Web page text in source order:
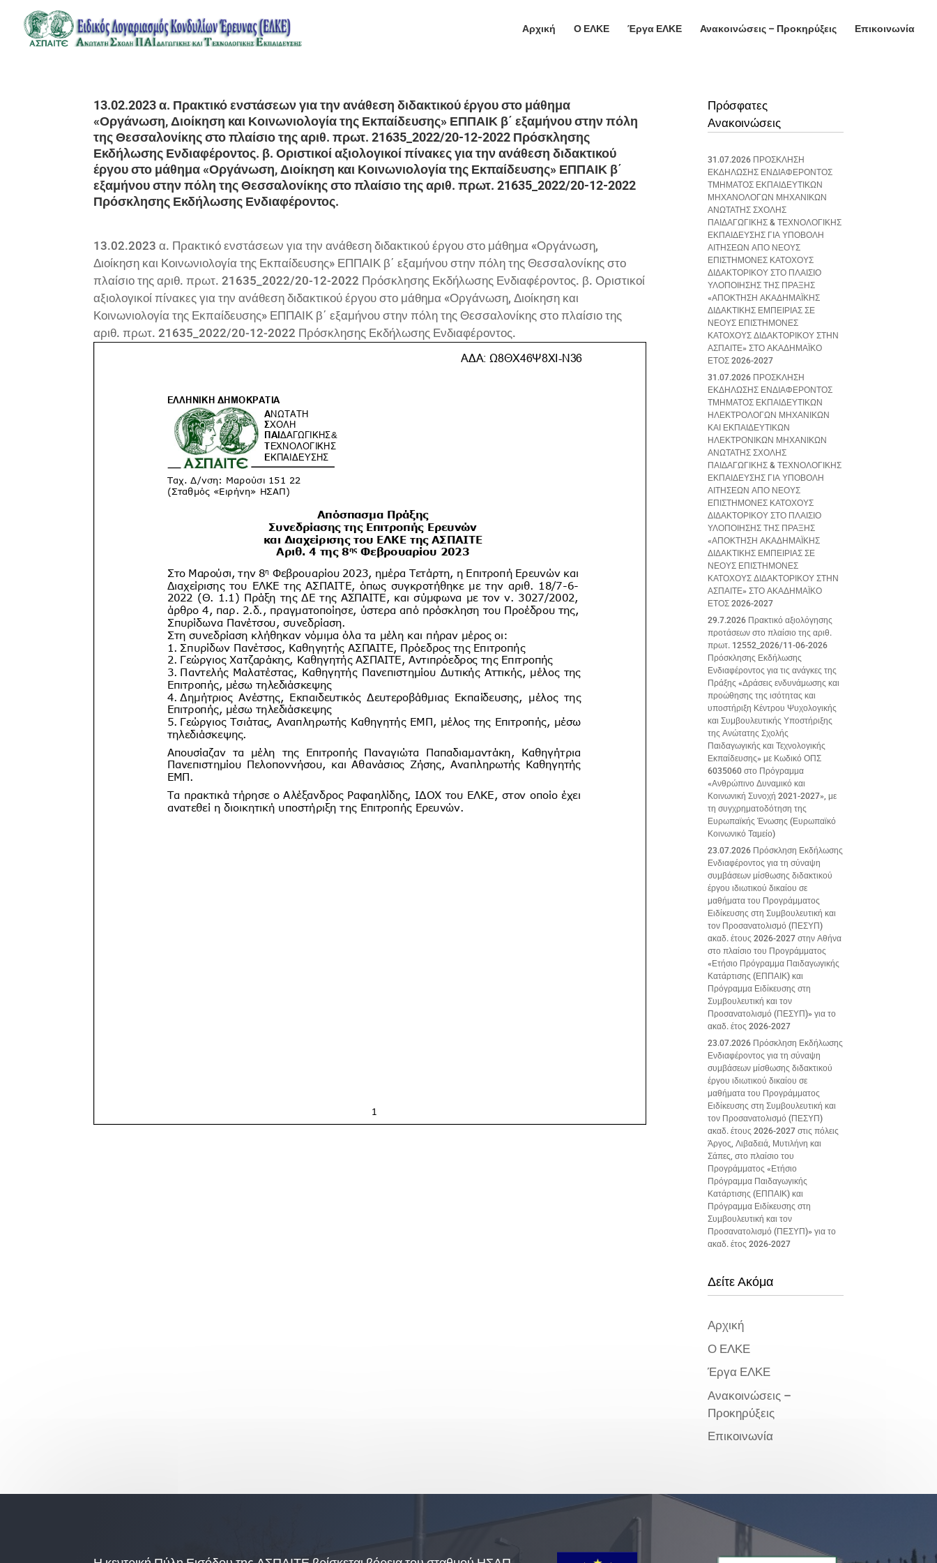
Αρχική Ο ΕΛΚΕ Έργα ΕΛΚΕ Ανακοινώσεις – Προκηρύξεις Επικοινωνία
13.02.2023 α. Πρακτικό ενστάσεων για την ανάθεση διδακτικού έργου στο μάθημα
«Οργάνωση, Διοίκηση και Κοινωνιολογία της Εκπαίδευσης» ΕΠΠΑΙΚ β΄ εξαμήνου στην πόλη
της Θεσσαλονίκης στο πλαίσιο της αριθ. πρωτ. 21635_2022/20-12-2022 Πρόσκλησης
Εκδήλωσης Ενδιαφέροντος. β. Οριστικοί αξιολογικοί πίνακες για την ανάθεση διδακτικού
έργου στο μάθημα «Οργάνωση, Διοίκηση και Κοινωνιολογία της Εκπαίδευσης» ΕΠΠΑΙΚ β΄
εξαμήνου στην πόλη της Θεσσαλονίκης στο πλαίσιο της αριθ. πρωτ. 21635_2022/20-12-2022
Πρόσκλησης Εκδήλωσης Ενδιαφέροντος.
13.02.2023 α. Πρακτικό ενστάσεων για την ανάθεση διδακτικού έργου στο μάθημα «Οργάνωση,
Διοίκηση και Κοινωνιολογία της Εκπαίδευσης» ΕΠΠΑΙΚ β΄ εξαμήνου στην πόλη της Θεσσαλονίκης στο
πλαίσιο της αριθ. πρωτ. 21635_2022/20-12-2022 Πρόσκλησης Εκδήλωσης Ενδιαφέροντος. β. Οριστικοί
αξιολογικοί πίνακες για την ανάθεση διδακτικού έργου στο μάθημα «Οργάνωση, Διοίκηση και
Κοινωνιολογία της Εκπαίδευσης» ΕΠΠΑΙΚ β΄ εξαμήνου στην πόλη της Θεσσαλονίκης στο πλαίσιο της
αριθ. πρωτ. 21635_2022/20-12-2022 Πρόσκλησης Εκδήλωσης Ενδιαφέροντος.
Πρόσφατες
Ανακοινώσεις
31.07.2026 ΠΡΟΣΚΛΗΣΗ
ΕΚΔΗΛΩΣΗΣ ΕΝΔΙΑΦΕΡΟΝΤΟΣ
ΤΜΗΜΑΤΟΣ ΕΚΠΑΙΔΕΥΤΙΚΩΝ
ΜΗΧΑΝΟΛΟΓΩΝ ΜΗΧΑΝΙΚΩΝ
ΑΝΩΤΑΤΗΣ ΣΧΟΛΗΣ
ΠΑΙΔΑΓΩΓΙΚΗΣ & ΤΕΧΝΟΛΟΓΙΚΗΣ
ΕΚΠΑΙΔΕΥΣΗΣ ΓΙΑ ΥΠΟΒΟΛΗ
ΑΙΤΗΣΕΩΝ ΑΠΟ ΝΕΟΥΣ
ΕΠΙΣΤΗΜΟΝΕΣ ΚΑΤΟΧΟΥΣ
ΔΙΔΑΚΤΟΡΙΚΟΥ ΣΤΟ ΠΛΑΙΣΙΟ
ΥΛΟΠΟΙΗΣΗΣ ΤΗΣ ΠΡΑΞΗΣ
«ΑΠΟΚΤΗΣΗ ΑΚΑΔΗΜΑΪΚΗΣ
ΔΙΔΑΚΤΙΚΗΣ ΕΜΠΕΙΡΙΑΣ ΣΕ
ΝΕΟΥΣ ΕΠΙΣΤΗΜΟΝΕΣ
ΚΑΤΟΧΟΥΣ ΔΙΔΑΚΤΟΡΙΚΟΥ ΣΤΗΝ
ΑΣΠΑΙΤΕ» ΣΤΟ ΑΚΑΔΗΜΑΪΚΟ
ΕΤΟΣ 2026-2027
31.07.2026 ΠΡΟΣΚΛΗΣΗ
ΕΚΔΗΛΩΣΗΣ ΕΝΔΙΑΦΕΡΟΝΤΟΣ
ΤΜΗΜΑΤΟΣ ΕΚΠΑΙΔΕΥΤΙΚΩΝ
ΗΛΕΚΤΡΟΛΟΓΩΝ ΜΗΧΑΝΙΚΩΝ
ΚΑΙ ΕΚΠΑΙΔΕΥΤΙΚΩΝ
ΗΛΕΚΤΡΟΝΙΚΩΝ ΜΗΧΑΝΙΚΩΝ
ΑΝΩΤΑΤΗΣ ΣΧΟΛΗΣ
ΠΑΙΔΑΓΩΓΙΚΗΣ & ΤΕΧΝΟΛΟΓΙΚΗΣ
ΕΚΠΑΙΔΕΥΣΗΣ ΓΙΑ ΥΠΟΒΟΛΗ
ΑΙΤΗΣΕΩΝ ΑΠΟ ΝΕΟΥΣ
ΕΠΙΣΤΗΜΟΝΕΣ ΚΑΤΟΧΟΥΣ
ΔΙΔΑΚΤΟΡΙΚΟΥ ΣΤΟ ΠΛΑΙΣΙΟ
ΥΛΟΠΟΙΗΣΗΣ ΤΗΣ ΠΡΑΞΗΣ
«ΑΠΟΚΤΗΣΗ ΑΚΑΔΗΜΑΪΚΗΣ
ΔΙΔΑΚΤΙΚΗΣ ΕΜΠΕΙΡΙΑΣ ΣΕ
ΝΕΟΥΣ ΕΠΙΣΤΗΜΟΝΕΣ
ΚΑΤΟΧΟΥΣ ΔΙΔΑΚΤΟΡΙΚΟΥ ΣΤΗΝ
ΑΣΠΑΙΤΕ» ΣΤΟ ΑΚΑΔΗΜΑΪΚΟ
ΕΤΟΣ 2026-2027
29.7.2026 Πρακτικό αξιολόγησης
προτάσεων στο πλαίσιο της αριθ.
πρωτ. 12552_2026/11-06-2026
Πρόσκλησης Εκδήλωσης
Ενδιαφέροντος για τις ανάγκες της
Πράξης «Δράσεις ενδυνάμωσης και
προώθησης της ισότητας και
υποστήριξη Κέντρου Ψυχολογικής
και Συμβουλευτικής Υποστήριξης
της Ανώτατης Σχολής
Παιδαγωγικής και Τεχνολογικής
Εκπαίδευσης» με Κωδικό ΟΠΣ
6035060 στο Πρόγραμμα
«Ανθρώπινο Δυναμικό και
Κοινωνική Συνοχή 2021-2027», με
τη συγχρηματοδότηση της
Ευρωπαϊκής Ένωσης (Ευρωπαϊκό
Κοινωνικό Ταμείο)
23.07.2026 Πρόσκληση Εκδήλωσης
Ενδιαφέροντος για τη σύναψη
συμβάσεων μίσθωσης διδακτικού
έργου ιδιωτικού δικαίου σε
μαθήματα του Προγράμματος
Ειδίκευσης στη Συμβουλευτική και
τον Προσανατολισμό (ΠΕΣΥΠ)
ακαδ. έτους 2026-2027 στην Αθήνα
στο πλαίσιο του Προγράμματος
«Ετήσιο Πρόγραμμα Παιδαγωγικής
Κατάρτισης (ΕΠΠΑΙΚ) και
Πρόγραμμα Ειδίκευσης στη
Συμβουλευτική και τον
Προσανατολισμό (ΠΕΣΥΠ)» για το
ακαδ. έτος 2026-2027
23.07.2026 Πρόσκληση Εκδήλωσης
Ενδιαφέροντος για τη σύναψη
συμβάσεων μίσθωσης διδακτικού
έργου ιδιωτικού δικαίου σε
μαθήματα του Προγράμματος
Ειδίκευσης στη Συμβουλευτική και
τον Προσανατολισμό (ΠΕΣΥΠ)
ακαδ. έτους 2026-2027 στις πόλεις
Άργος, Λιβαδειά, Μυτιλήνη και
Σάπες, στο πλαίσιο του
Προγράμματος «Ετήσιο
Πρόγραμμα Παιδαγωγικής
Κατάρτισης (ΕΠΠΑΙΚ) και
Πρόγραμμα Ειδίκευσης στη
Συμβουλευτική και τον
Προσανατολισμό (ΠΕΣΥΠ)» για το
ακαδ. έτος 2026-2027
Δείτε Ακόμα
Αρχική
Ο ΕΛΚΕ
Έργα ΕΛΚΕ
Ανακοινώσεις –
Προκηρύξεις
Επικοινωνία